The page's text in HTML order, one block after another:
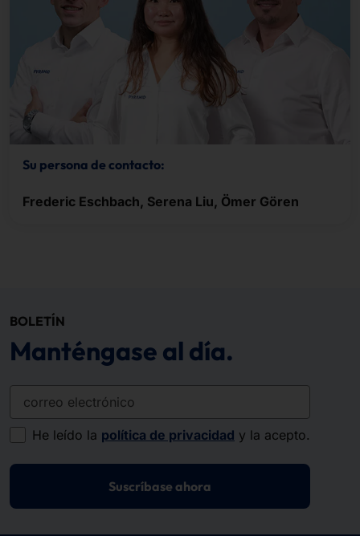
Su persona de contacto:
Frederic Eschbach, Serena Liu, Ömer Gören
BOLETÍN
Manténgase al día.
correo electrónico
He leído la política de privacidad y la acepto.
Suscríbase ahora